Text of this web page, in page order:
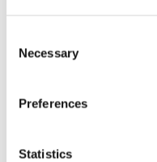
Selection
Necessary
Preferences
Statistics
O mai bună
restaurante mai